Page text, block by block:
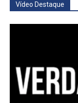
Vídeo Destaque